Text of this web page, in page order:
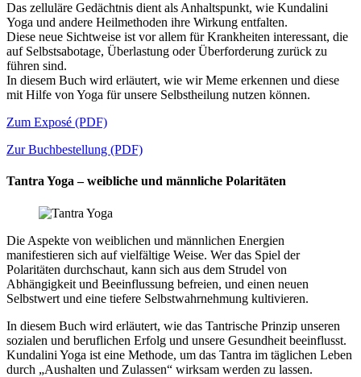
Das zelluläre Gedächtnis dient als Anhaltspunkt, wie Kundalini
Yoga und andere Heilmethoden ihre Wirkung entfalten.
Diese neue Sichtweise ist vor allem für Krankheiten interessant, die
auf Selbstsabotage, Überlastung oder Überforderung zurück zu
führen sind.
In diesem Buch wird erläutert, wie wir Meme erkennen und diese
mit Hilfe von Yoga für unsere Selbstheilung nutzen können.
Zum Exposé (PDF)
Zur Buchbestellung (PDF)
Tantra Yoga – weibliche und männliche Polaritäten
Die Aspekte von weiblichen und männlichen Energien
manifestieren sich auf vielfältige Weise. Wer das Spiel der
Polaritäten durchschaut, kann sich aus dem Strudel von
Abhängigkeit und Beeinflussung befreien, und einen neuen
Selbstwert und eine tiefere Selbstwahrnehmung kultivieren.
In diesem Buch wird erläutert, wie das Tantrische Prinzip unseren
sozialen und beruflichen Erfolg und unsere Gesundheit beeinflusst.
Kundalini Yoga ist eine Methode, um das Tantra im täglichen Leben
durch „Aushalten und Zulassen“ wirksam werden zu lassen.